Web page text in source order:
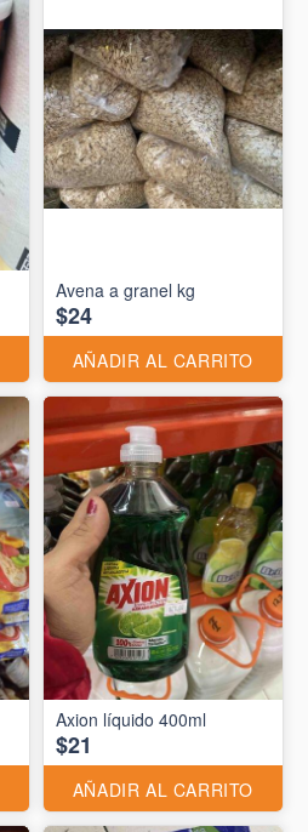
Avena a granel kg
$24
AÑADIR AL CARRITO
Axion líquido 400ml
$21
AÑADIR AL CARRITO